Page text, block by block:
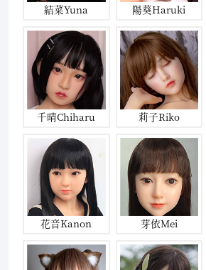
結菜Yuna 陽葵Haruki
千晴Chiharu 莉子Riko
花音Kanon 芽依Mei